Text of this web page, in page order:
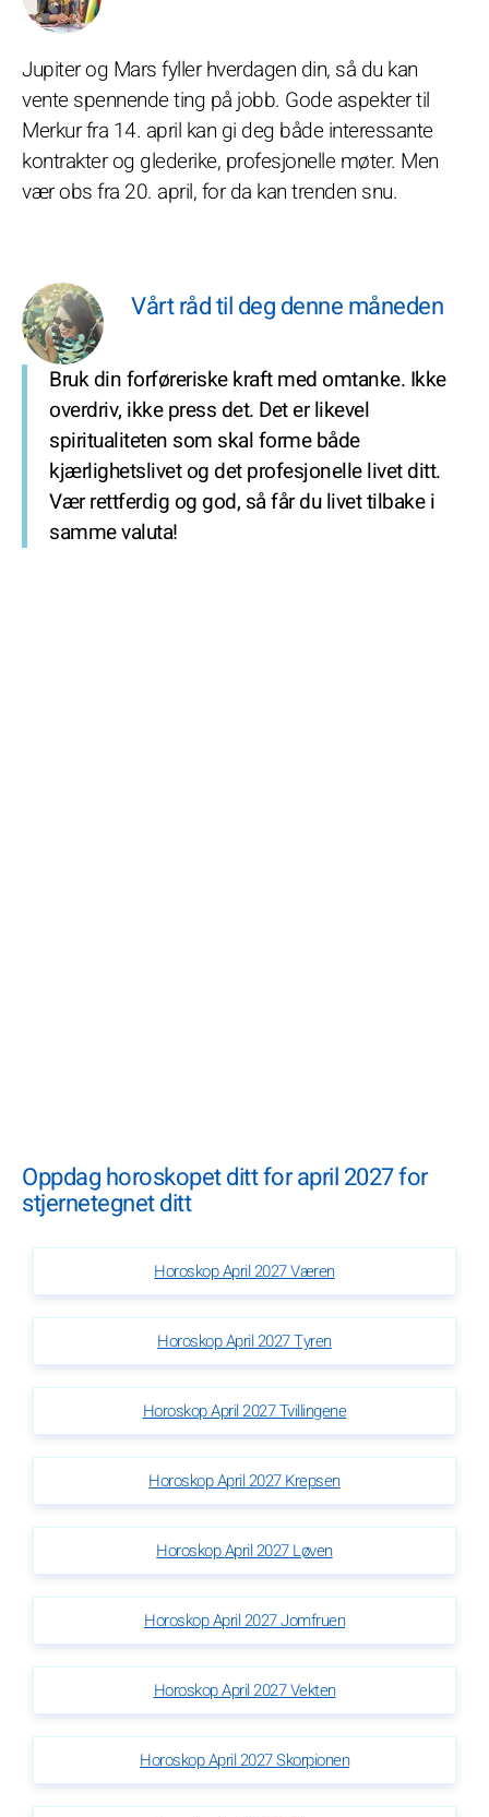
Jupiter og Mars fyller hverdagen din, så du kan
vente spennende ting på jobb. Gode aspekter til
Merkur fra 14. april kan gi deg både interessante
kontrakter og glederike, profesjonelle møter. Men
vær obs fra 20. april, for da kan trenden snu.
Vårt råd til deg denne måneden
Bruk din forføreriske kraft med omtanke. Ikke
overdriv, ikke press det. Det er likevel
spiritualiteten som skal forme både
kjærlighetslivet og det profesjonelle livet ditt.
Vær rettferdig og god, så får du livet tilbake i
samme valuta!
Oppdag horoskopet ditt for april 2027 for
stjernetegnet ditt
Horoskop April 2027 Væren
Horoskop April 2027 Tyren
Horoskop April 2027 Tvillingene
Horoskop April 2027 Krepsen
Horoskop April 2027 Løven
Horoskop April 2027 Jomfruen
Horoskop April 2027 Vekten
Horoskop April 2027 Skorpionen